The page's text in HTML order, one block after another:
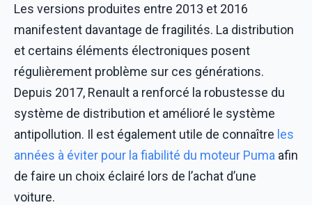
Les versions produites entre 2013 et 2016
manifestent davantage de fragilités. La distribution
et certains éléments électroniques posent
régulièrement problème sur ces générations.
Depuis 2017, Renault a renforcé la robustesse du
système de distribution et amélioré le système
antipollution. Il est également utile de connaître les
années à éviter pour la fiabilité du moteur Puma afin
de faire un choix éclairé lors de l’achat d’une
voiture.